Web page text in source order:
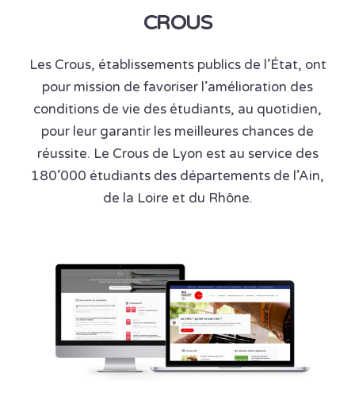
CROUS
Les Crous, établissements publics de l’État, ont
pour mission de favoriser l’amélioration des
conditions de vie des étudiants, au quotidien,
pour leur garantir les meilleures chances de
réussite. Le Crous de Lyon est au service des
180’000 étudiants des départements de l’Ain,
de la Loire et du Rhône.